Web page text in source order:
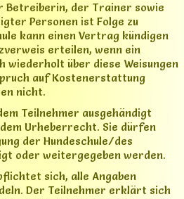
Betreiberin, der Trainer sowie
Personen ist Folge zu
kann einen Vertrag kündigen
erteilen, wenn ein
wiederholt über diese Weisungen
auf Kostenerstattung
nicht.
Teilnehmer ausgehändigt
Urheberrecht. Sie dürfen
der Hundeschule/des
oder weitergegeben werden.
sich, alle Angaben
Der Teilnehmer erklärt sich